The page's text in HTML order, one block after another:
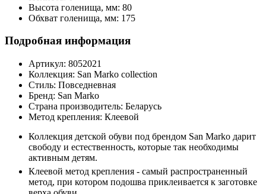
Высота голенища, мм: 80
Обхват голенища, мм: 175
Подробная информация
Артикул: 8052021
Коллекция: San Marko collection
Стиль: Повседневная
Бренд: San Marko
Страна производитель: Беларусь
Метод крепления: Клеевой
Коллекция детской обуви под брендом San Marko дарит
свободу и естественность, которые так необходимы
активным детям.
Клеевой метод крепления - самый распространенный
метод, при котором подошва приклеивается к заготовке